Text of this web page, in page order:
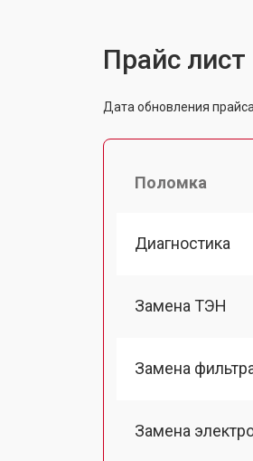
Прайс
Дата обновления
Поломка
Диагностика
Замена ТЭН
Замена
Замена